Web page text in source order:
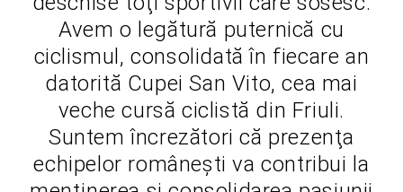
Avem o legătură puternică cu
ciclismul, consolidată în fiecare an
datorită Cupei San Vito, cea mai
veche cursă ciclistă din Friuli.
Suntem încrezători că prezenţa
echipelor româneşti va contribui la